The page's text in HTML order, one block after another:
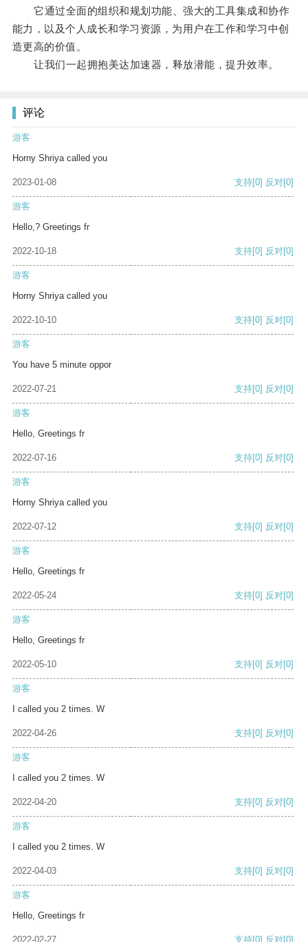
它通过全面的组织和规划功能、强大的工具集成和协作
能力，以及个人成长和学习资源，为用户在工作和学习中创
造更高的价值。
让我们一起拥抱美达加速器，释放潜能，提升效率。
评论
游客
Horny Shriya called you
2023-01-08 支持[0] 反对[0]
游客
Hello,? Greetings fr
2022-10-18 支持[0] 反对[0]
游客
Horny Shriya called you
2022-10-10 支持[0] 反对[0]
游客
You have 5 minute oppor
2022-07-21 支持[0] 反对[0]
游客
Hello, Greetings fr
2022-07-16 支持[0] 反对[0]
游客
Horny Shriya called you
2022-07-12 支持[0] 反对[0]
游客
Hello, Greetings fr
2022-05-24 支持[0] 反对[0]
游客
Hello, Greetings fr
2022-05-10 支持[0] 反对[0]
游客
I called you 2 times. W
2022-04-26 支持[0] 反对[0]
游客
I called you 2 times. W
2022-04-20 支持[0] 反对[0]
游客
I called you 2 times. W
2022-04-03 支持[0] 反对[0]
游客
Hello, Greetings fr
2022-02-27 支持[0] 反对[0]